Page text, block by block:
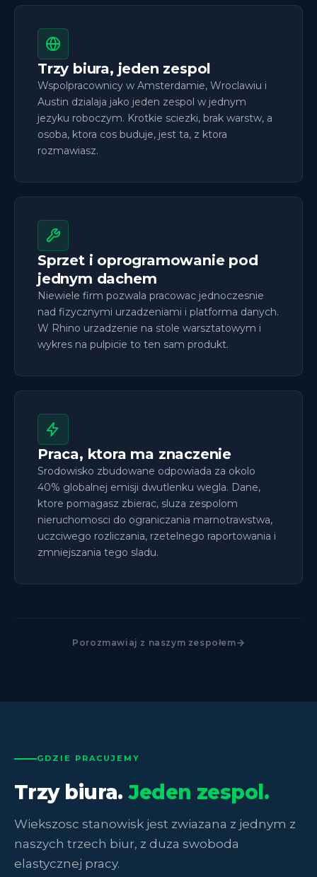
Trzy biura, jeden zespol
Wspolpracownicy w Amsterdamie, Wroclawiu i
Austin dzialaja jako jeden zespol w jednym
jezyku roboczym. Krotkie sciezki, brak warstw, a
osoba, ktora cos buduje, jest ta, z ktora
rozmawiasz.
Sprzet i oprogramowanie pod
jednym dachem
Niewiele firm pozwala pracowac jednoczesnie
nad fizycznymi urzadzeniami i platforma danych.
W Rhino urzadzenie na stole warsztatowym i
wykres na pulpicie to ten sam produkt.
Praca, ktora ma znaczenie
Srodowisko zbudowane odpowiada za okolo
40% globalnej emisji dwutlenku wegla. Dane,
ktore pomagasz zbierac, sluza zespolom
nieruchomosci do ograniczania marnotrawstwa,
uczciwego rozliczania, rzetelnego raportowania i
zmniejszania tego sladu.
Porozmawiaj z naszym zespołem
GDZIE PRACUJEMY
Trzy biura.Jeden zespol.
Wiekszosc stanowisk jest zwiazana z jednym z
naszych trzech biur, z duza swoboda
elastycznej pracy.